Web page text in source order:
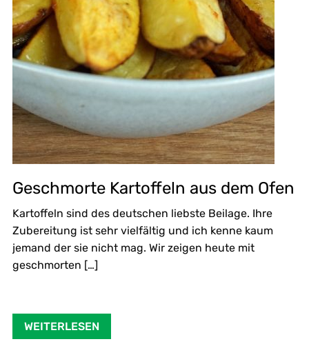
Geschmorte Kartoffeln aus dem Ofen
Kartoffeln sind des deutschen liebste Beilage. Ihre
Zubereitung ist sehr vielfältig und ich kenne kaum
jemand der sie nicht mag. Wir zeigen heute mit
geschmorten […]
WEITERLESEN